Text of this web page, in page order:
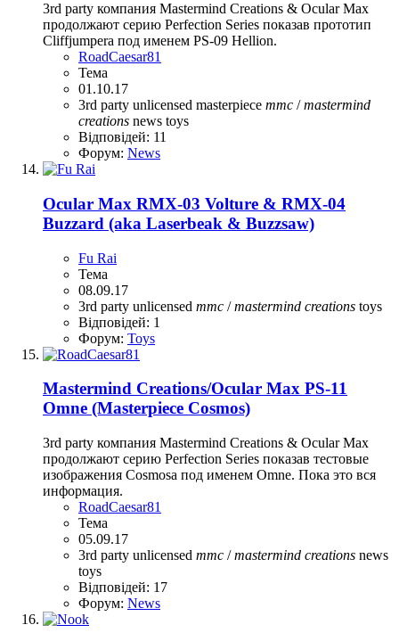
3rd party компания Mastermind Creations & Ocular Max
продолжают серию Perfection Series показав прототип
Cliffjumperа под именем PS-09 Hellion.
RoadCaesar81
Тема
01.10.17
3rd party unlicensed masterpiece mmc /mastermind
creations news toys
Відповідей: 11
Форум: News
Ocular Max RMX-03 Volture & RMX-04
Buzzard (aka Laserbeak & Buzzsaw)
Fu Rai
Тема
08.09.17
3rd party unlicensed mmc /mastermind creations toys
Відповідей: 1
Форум: Toys
Mastermind Creations/Ocular Max PS-11
Omne (Masterpiece Cosmos)
3rd party компания Mastermind Creations & Ocular Max
продолжают серию Perfection Series показав тестовые
изображения Cosmosа под именем Omne. Пока это вся
информация.
RoadCaesar81
Тема
05.09.17
3rd party unlicensed mmc /mastermind creations news
toys
Відповідей: 17
Форум: News